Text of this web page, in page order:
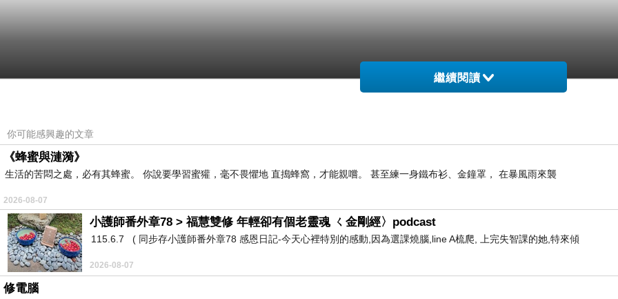
繼續閱讀
你可能感興趣的文章
《蜂蜜與漣漪》
生活的苦悶之處，必有其蜂蜜。 你說要學習蜜獾，毫不畏懼地 直搗蜂窩，才能親嚐。 甚至練一身鐵布衫、金鐘罩， 在暴風雨來襲
2026-08-07
小護師番外章78 > 福慧雙修 年輕卻有個老靈魂 ㄑ金剛經〉podcast
115.6.7 ( 同步存小護師番外章78 感恩日記-今天心裡特別的感動,因為選課燒腦,line A梳爬, 上完失智課的她,特來傾
2026-08-07
修電腦